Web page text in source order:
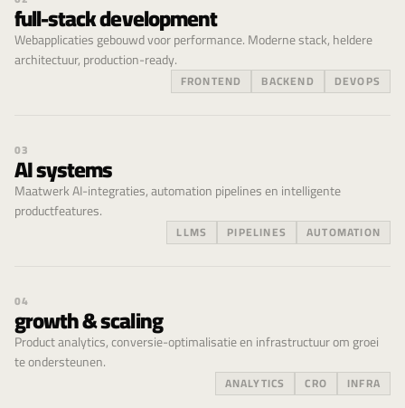
full-stack development
Webapplicaties gebouwd voor performance. Moderne stack, heldere
architectuur, production-ready.
FRONTEND BACKEND DEVOPS
03
AI systems
Maatwerk AI-integraties, automation pipelines en intelligente
productfeatures.
LLMS PIPELINES AUTOMATION
04
growth & scaling
Product analytics, conversie-optimalisatie en infrastructuur om groei
te ondersteunen.
ANALYTICS CRO INFRA